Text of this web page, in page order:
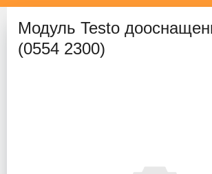
Модуль Testo
(0554 2300)